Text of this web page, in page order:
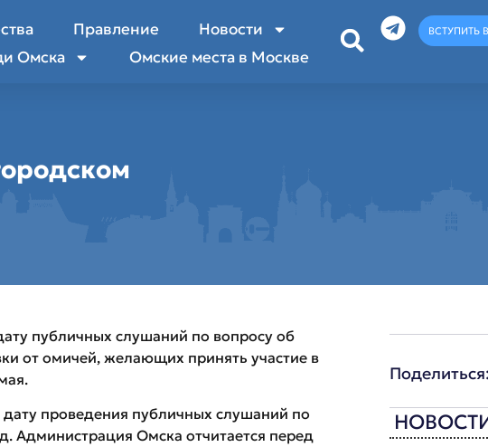
Правление
Новости
Омска Омские места в Москве
ВСТУПИТЬ
публичных слушаний по вопросу об
от омичей, желающих принять участие в
проведения публичных слушаний по
Администрация Омска отчитается перед
Поделиться: